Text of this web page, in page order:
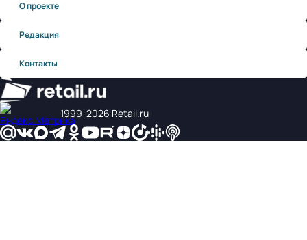
О проекте
Редакция
Контакты
1999‑2026 Retail.ru